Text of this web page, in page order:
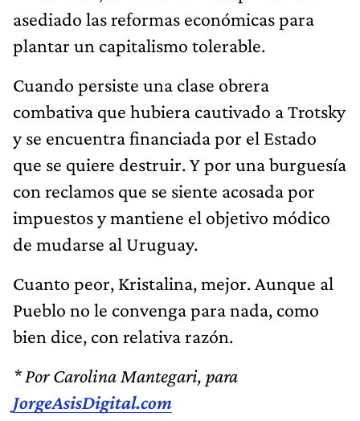
Cuando persiste una clase obrera
combativa que hubiera cautivado a Trotsky
y se encuentra financiada por el Estado
que se quiere destruir. Y por una burguesía
con reclamos que se siente acosada por
impuestos y mantiene el objetivo módico
de mudarse al Uruguay.
Cuanto peor, Kristalina, mejor. Aunque al
Pueblo no le convenga para nada, como
bien dice, con relativa razón.
* Por Carolina Mantegari, para
JorgeAsisDigital.com
TAMBIÉN TE PUEDE INTERESAR